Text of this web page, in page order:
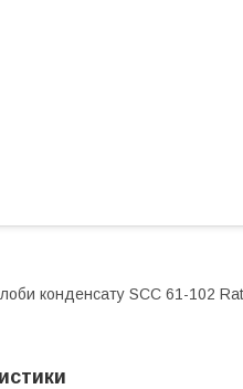
конденсату SCC 61-102